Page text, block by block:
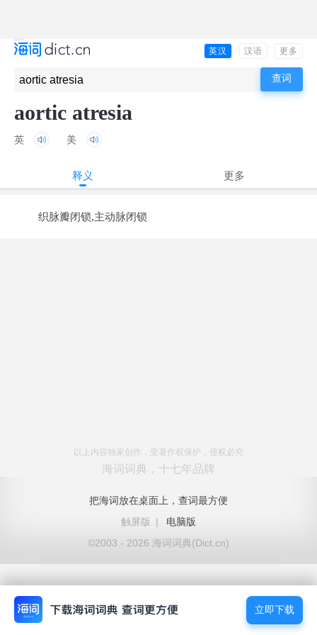
英汉 汉语 更多
aortic atresia
英 美
释义 更多
织脉瓣闭锁,主动脉闭锁
以上内容独家创作，受著作权保护，侵权必究
海词词典，十七年品牌
把海词放在桌面上，查词最方便
触屏版
|
电脑版
©2003 - 2026 海词词典(Dict.cn)
立即下载
立即下载